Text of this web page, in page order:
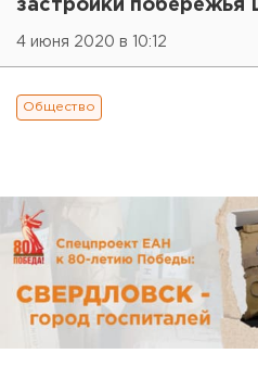
застройки
4 июня 2020 в 10:12
Общество